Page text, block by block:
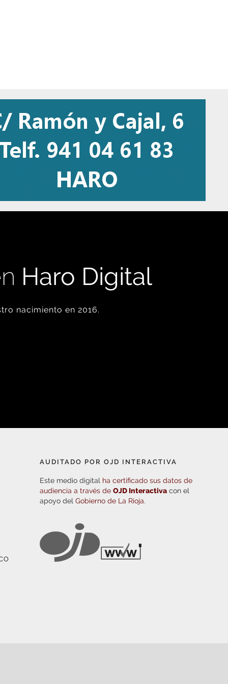
Haro Digital
nacimiento en 2016.
AUDITADO POR OJD INTERACTIVA
Este medio digital ha certificado sus datos de
audiencia a través deOJD Interactiva con el
apoyo delGobierno de La Rioja.